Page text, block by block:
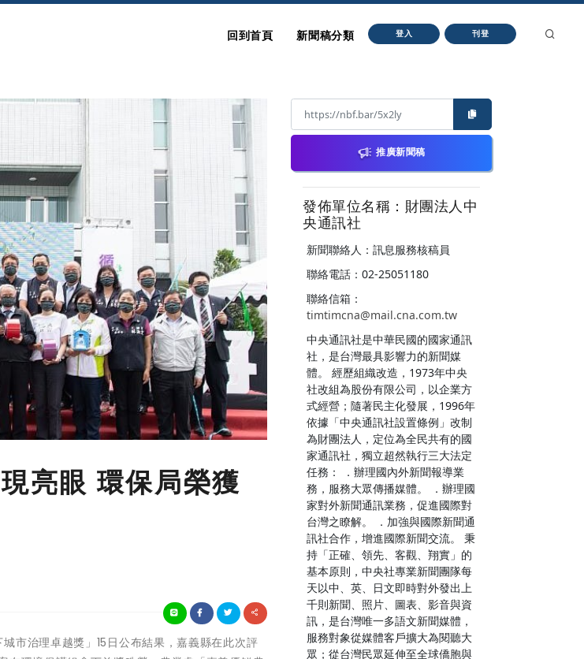
回到首頁 新聞稿分類 登入 刊登
亮眼 環保局榮獲
市治理卓越獎」15日公布結果，嘉義縣在此次評
推廣新聞稿
發佈單位名稱：財團法人中
央通訊社
新聞聯絡人：訊息服務核稿員
聯絡電話：02-25051180
聯絡信箱：
timtimcna@mail.cna.com.tw
中央通訊社是中華民國的國家通訊
社，是台灣最具影響力的新聞媒
體。 經歷組織改造，1973年中央
社改組為股份有限公司，以企業方
式經營；隨著民主化發展，1996年
依據「中央通訊社設置條例」改制
為財團法人，定位為全民共有的國
家通訊社，獨立超然執行三大法定
任務： ．辦理國內外新聞報導業
務，服務大眾傳播媒體。 ．辦理國
家對外新聞通訊業務，促進國際對
台灣之瞭解。 ．加強與國際新聞通
訊社合作，增進國際新聞交流。 秉
持「正確、領先、客觀、翔實」的
基本原則，中央社專業新聞團隊每
天以中、英、日文即時對外發出上
千則新聞、照片、圖表、影音與資
訊，是台灣唯一多語文新聞媒體，
服務對象從媒體客戶擴大為閱聽大
眾；從台灣民眾延伸至全球僑胞與